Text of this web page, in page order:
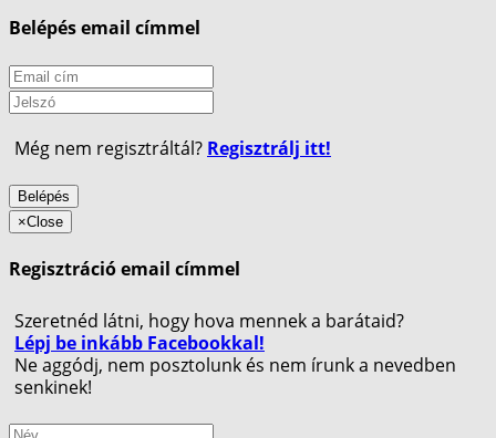
Belépés email címmel
Még nem regisztráltál? Regisztrálj itt!
Belépés
×Close
Regisztráció email címmel
Szeretnéd látni, hogy hova mennek a barátaid?
Lépj be inkább Facebookkal!
Ne aggódj, nem posztolunk és nem írunk a nevedben
senkinek!